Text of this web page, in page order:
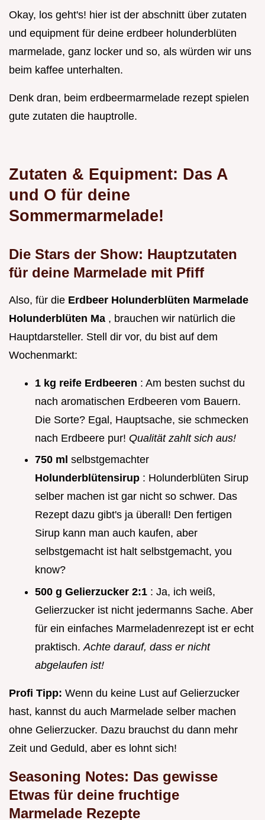
Okay, los geht's! hier ist der abschnitt über zutaten
und equipment für deine erdbeer holunderblüten
marmelade, ganz locker und so, als würden wir uns
beim kaffee unterhalten.
Denk dran, beim erdbeermarmelade rezept spielen
gute zutaten die hauptrolle.
Zutaten & Equipment: Das A
und O für deine
Sommermarmelade!
Die Stars der Show: Hauptzutaten
für deine Marmelade mit Pfiff
Also, für die Erdbeer Holunderblüten Marmelade
Holunderblüten Ma , brauchen wir natürlich die
Hauptdarsteller. Stell dir vor, du bist auf dem
Wochenmarkt:
1 kg reife Erdbeeren : Am besten suchst du
nach aromatischen Erdbeeren vom Bauern.
Die Sorte? Egal, Hauptsache, sie schmecken
nach Erdbeere pur! Qualität zahlt sich aus!
750 ml selbstgemachter
Holunderblütensirup : Holunderblüten Sirup
selber machen ist gar nicht so schwer. Das
Rezept dazu gibt's ja überall! Den fertigen
Sirup kann man auch kaufen, aber
selbstgemacht ist halt selbstgemacht, you
know?
500 g Gelierzucker 2:1 : Ja, ich weiß,
Gelierzucker ist nicht jedermanns Sache. Aber
für ein einfaches Marmeladenrezept ist er echt
praktisch. Achte darauf, dass er nicht
abgelaufen ist!
Profi Tipp: Wenn du keine Lust auf Gelierzucker
hast, kannst du auch Marmelade selber machen
ohne Gelierzucker. Dazu brauchst du dann mehr
Zeit und Geduld, aber es lohnt sich!
Seasoning Notes: Das gewisse
Etwas für deine fruchtige
Marmelade Rezepte